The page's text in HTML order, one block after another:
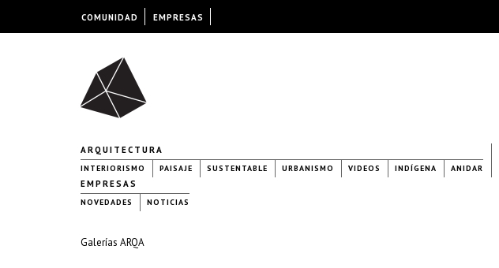
ARQUITECTURA
INTERIORISMO PAISAJE SUSTENTABLE URBANISMO VIDEOS INDÍGENA ANIDAR
EMPRESAS
NOVEDADES NOTICIAS
Galerías ARQA
COMUNIDAD EMPRESAS